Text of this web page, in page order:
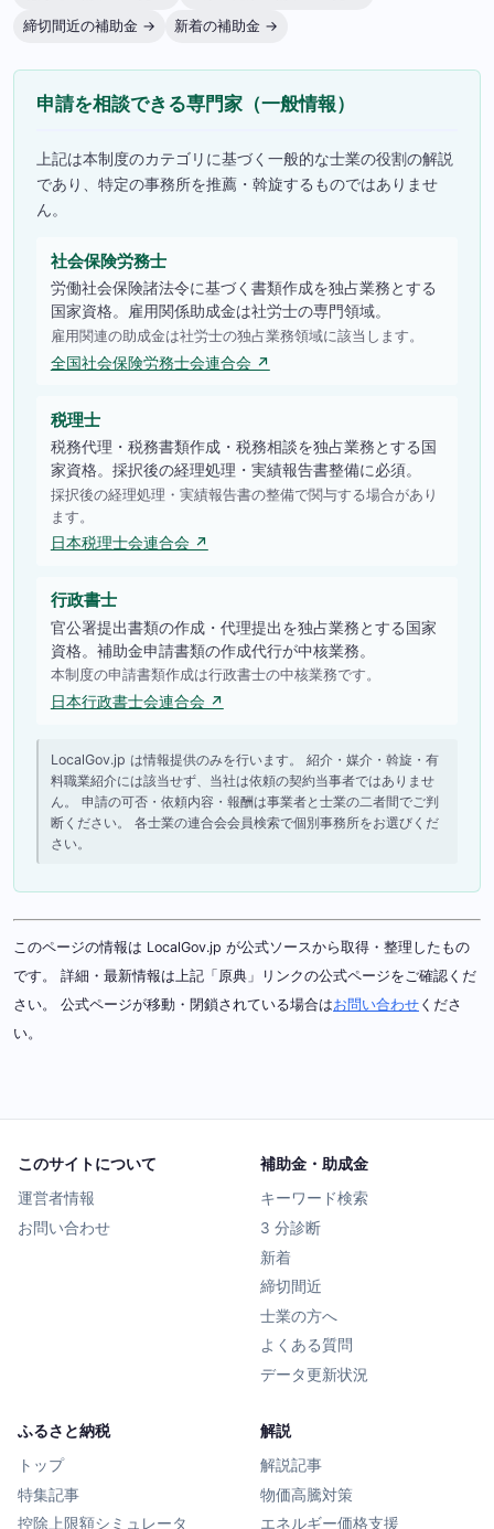
締切間近の補助金 →
新着の補助金 →
申請を相談できる専門家（一般情報）
上記は本制度のカテゴリに基づく一般的な士業の役割の解説
であり、特定の事務所を推薦・斡旋するものではありませ
ん。
社会保険労務士
労働社会保険諸法令に基づく書類作成を独占業務とする
国家資格。雇用関係助成金は社労士の専門領域。
雇用関連の助成金は社労士の独占業務領域に該当します。
全国社会保険労務士会連合会 ↗
税理士
税務代理・税務書類作成・税務相談を独占業務とする国
家資格。採択後の経理処理・実績報告書整備に必須。
採択後の経理処理・実績報告書の整備で関与する場合があり
ます。
日本税理士会連合会 ↗
行政書士
官公署提出書類の作成・代理提出を独占業務とする国家
資格。補助金申請書類の作成代行が中核業務。
本制度の申請書類作成は行政書士の中核業務です。
日本行政書士会連合会 ↗
LocalGov.jp は情報提供のみを行います。 紹介・媒介・斡旋・有
料職業紹介には該当せず、当社は依頼の契約当事者ではありませ
ん。 申請の可否・依頼内容・報酬は事業者と士業の二者間でご判
断ください。 各士業の連合会会員検索で個別事務所をお選びくだ
さい。
このページの情報は LocalGov.jp が公式ソースから取得・整理したもの
です。 詳細・最新情報は上記「原典」リンクの公式ページをご確認くだ
さい。 公式ページが移動・閉鎖されている場合はお問い合わせ くださ
い。
このサイトについて
運営者情報
お問い合わせ
補助金・助成金
キーワード検索
3 分診断
新着
締切間近
士業の方へ
よくある質問
データ更新状況
ふるさと納税
トップ
特集記事
控除上限額シミュレータ
解説
解説記事
物価高騰対策
エネルギー価格支援